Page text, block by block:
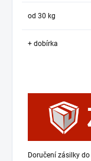
od 30 kg
+ dobírka
Doručení zásilky do